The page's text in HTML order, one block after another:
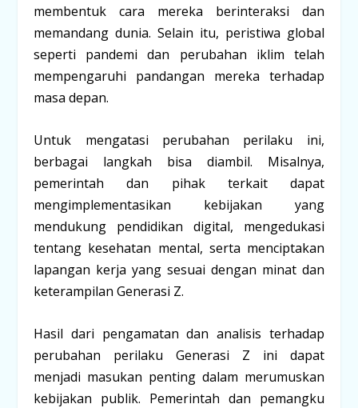
membentuk cara mereka berinteraksi dan
memandang dunia. Selain itu, peristiwa global
seperti pandemi dan perubahan iklim telah
mempengaruhi pandangan mereka terhadap
masa depan.
Untuk mengatasi perubahan perilaku ini,
berbagai langkah bisa diambil. Misalnya,
pemerintah dan pihak terkait dapat
mengimplementasikan kebijakan yang
mendukung pendidikan digital, mengedukasi
tentang kesehatan mental, serta menciptakan
lapangan kerja yang sesuai dengan minat dan
keterampilan Generasi Z.
Hasil dari pengamatan dan analisis terhadap
perubahan perilaku Generasi Z ini dapat
menjadi masukan penting dalam merumuskan
kebijakan publik. Pemerintah dan pemangku